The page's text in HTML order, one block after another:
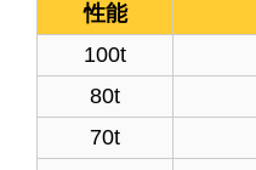
性能
100t
80t
70t